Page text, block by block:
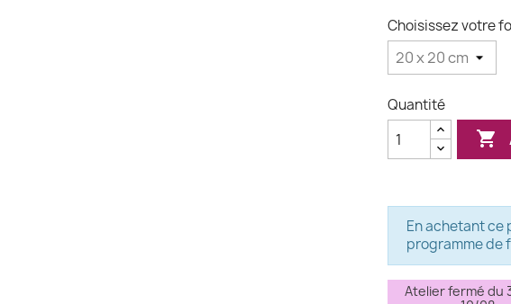
Choisissez votre
Quantité

En achetant ce
programme de
Atelier fermé du